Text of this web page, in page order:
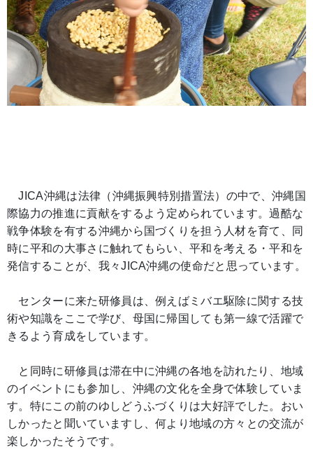
JICA沖縄は法律（沖縄振興特別措置法）の中で、沖縄国
際協力の推進に貢献をするよう定められています。過酷な
戦争体験を有する沖縄から国づくりを担う人材を育て、同
時に平和の大事さに触れてもらい、平和を考える・平和を
発信することが、我々JICA沖縄の使命だと思っています。
センターに来た研修員は、例えばミバエ駆除に関する技
術や知識をここで学び、母国に帰国しても第一線で活躍で
きるよう育成をしています。
と同時に研修員は滞在中に沖縄の各地を訪れたり、地域
のイベントにも参加し、沖縄の文化を全身で体験していま
す。特にこの前のゆしどうふづくりは大好評でした。おい
しかったと聞いていますし、何より地域の方々との交流が
楽しかったそうです。